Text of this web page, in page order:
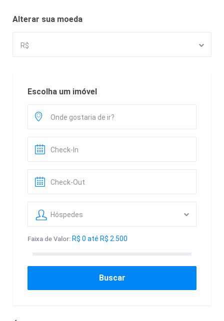
Alterar sua moeda
R$
Escolha um imóvel
Hóspedes
Faixa de Valor: R$ 0 até R$ 2.500
Buscar